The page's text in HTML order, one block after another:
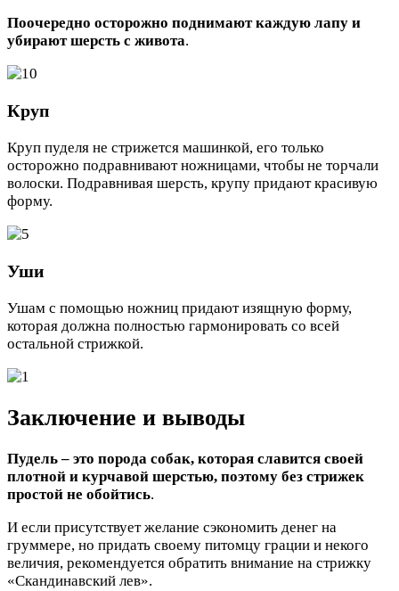
Поочередно осторожно поднимают каждую лапу и
убирают шерсть с живота.
Круп
Круп пуделя не стрижется машинкой, его только
осторожно подравнивают ножницами, чтобы не торчали
волоски. Подравнивая шерсть, крупу придают красивую
форму.
Уши
Ушам с помощью ножниц придают изящную форму,
которая должна полностью гармонировать со всей
остальной стрижкой.
Заключение и выводы
Пудель – это порода собак, которая славится своей
плотной и курчавой шерстью, поэтому без стрижек
простой не обойтись.
И если присутствует желание сэкономить денег на
груммере, но придать своему питомцу грации и некого
величия, рекомендуется обратить внимание на стрижку
«Скандинавский лев».